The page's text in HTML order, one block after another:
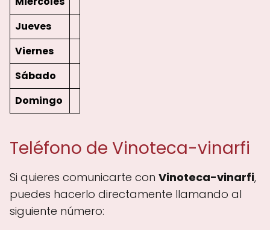
Jueves
Viernes
Sábado
Domingo
Teléfono de Vinoteca-vinarfi
Si quieres comunicarte con Vinoteca-vinarfi,
puedes hacerlo directamente llamando al
siguiente número: